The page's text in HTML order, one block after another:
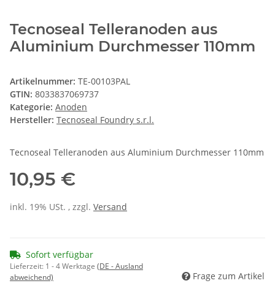
Tecnoseal Telleranoden aus
Aluminium Durchmesser 110mm
Artikelnummer: TE-00103PAL
GTIN: 8033837069737
Kategorie: Anoden
Hersteller: Tecnoseal Foundry s.r.l.
Tecnoseal Telleranoden aus Aluminium Durchmesser 110mm
10,95 €
inkl. 19% USt. , zzgl. Versand
Sofort verfügbar
Lieferzeit: 1 - 4 Werktage (DE - Ausland
abweichend)
Frage zum Artikel